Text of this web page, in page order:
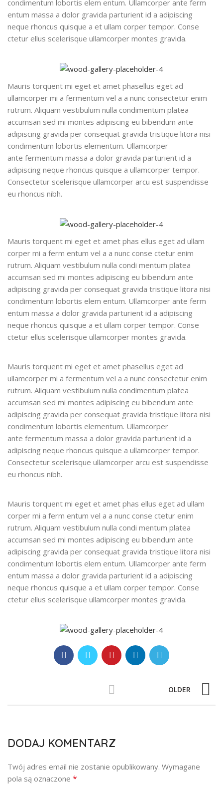
condimentum lobortis elem entum. Ullamcorper ante ferm
entum massa a dolor gravida parturient id a adipiscing
neque rhoncus quisque a et ullam corper tempor. Conse
ctetur ellus scelerisque ullamcorper montes gravida.
Mauris torquent mi eget et amet phasellus eget ad
ullamcorper mi a fermentum vel a a nunc consectetur enim
rutrum. Aliquam vestibulum nulla condimentum platea
accumsan sed mi montes adipiscing eu bibendum ante
adipiscing gravida per consequat gravida tristique litora nisi
condimentum lobortis elementum. Ullamcorper
ante fermentum massa a dolor gravida parturient id a
adipiscing neque rhoncus quisque a ullamcorper tempor.
Consectetur scelerisque ullamcorper arcu est suspendisse
eu rhoncus nibh.
Mauris torquent mi eget et amet phas ellus eget ad ullam
corper mi a ferm entum vel a a nunc conse ctetur enim
rutrum. Aliquam vestibulum nulla condi mentum platea
accumsan sed mi montes adipiscing eu bibendum ante
adipiscing gravida per consequat gravida tristique litora nisi
condimentum lobortis elem entum. Ullamcorper ante ferm
entum massa a dolor gravida parturient id a adipiscing
neque rhoncus quisque a et ullam corper tempor. Conse
ctetur ellus scelerisque ullamcorper montes gravida.
Mauris torquent mi eget et amet phasellus eget ad
ullamcorper mi a fermentum vel a a nunc consectetur enim
rutrum. Aliquam vestibulum nulla condimentum platea
accumsan sed mi montes adipiscing eu bibendum ante
adipiscing gravida per consequat gravida tristique litora nisi
condimentum lobortis elementum. Ullamcorper
ante fermentum massa a dolor gravida parturient id a
adipiscing neque rhoncus quisque a ullamcorper tempor.
Consectetur scelerisque ullamcorper arcu est suspendisse
eu rhoncus nibh.
Mauris torquent mi eget et amet phas ellus eget ad ullam
corper mi a ferm entum vel a a nunc conse ctetur enim
rutrum. Aliquam vestibulum nulla condi mentum platea
accumsan sed mi montes adipiscing eu bibendum ante
adipiscing gravida per consequat gravida tristique litora nisi
condimentum lobortis elem entum. Ullamcorper ante ferm
entum massa a dolor gravida parturient id a adipiscing
neque rhoncus quisque a et ullam corper tempor. Conse
ctetur ellus scelerisque ullamcorper montes gravida.
OLDER
DODAJ KOMENTARZ
Twój adres email nie zostanie opublikowany. Wymagane
pola są oznaczone *